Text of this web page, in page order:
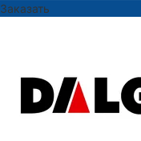
Заказать